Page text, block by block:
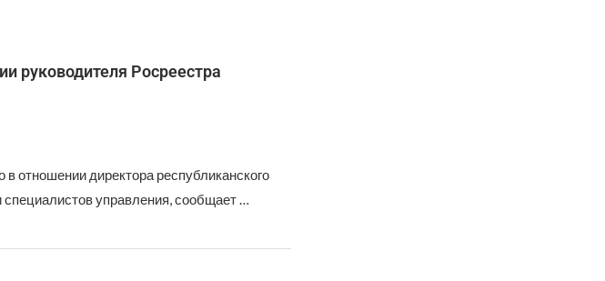
руководителя Росреестра
отношении директора республиканского
управления, сообщает …